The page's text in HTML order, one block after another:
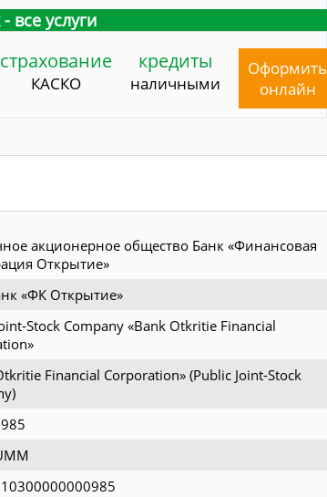
все услуги
страхование
КАСКО
кредиты
наличными
Оформить
онлайн
акционерное общество Банк «Финансовая
Открытие»
«ФК Открытие»
Stock Company «Bank Otkritie Financial
Financial Corporation» (Public Joint-Stock